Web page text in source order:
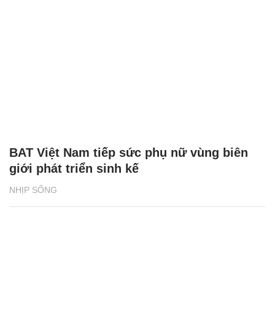
NHỊP SỐNG
BAT Việt Nam tiếp sức phụ nữ vùng biên
giới phát triển sinh kế